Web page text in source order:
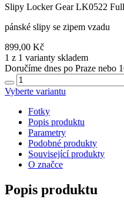
Slipy Locker Gear LK0522
pánské slipy se zipem vzadu
899,00 Kč
1 z 1 varianty skladem
Doručíme dnes po Praze nebo
Vyberte variantu
Fotky
Popis produktu
Parametry
Podobné produkty
Související produkty
O značce
Popis produktu